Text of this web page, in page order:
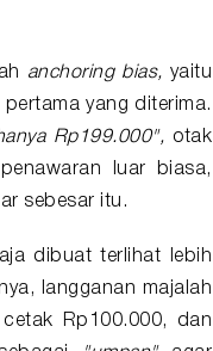
anchoring bias, yaitu
yang diterima.
Rp199.000", otak
luar biasa,
sebesar itu.
dibuat terlihat lebih
langganan majalah
Rp100.000, dan